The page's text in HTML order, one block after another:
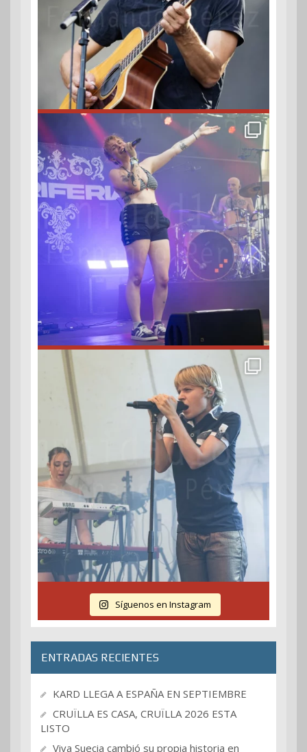
Síguenos en Instagram
ENTRADAS RECIENTES
KARD LLEGA A ESPAÑA EN SEPTIEMBRE
CRUÏLLA ES CASA, CRUÏLLA 2026 ESTA
LISTO
Viva Suecia cambió su propia historia en